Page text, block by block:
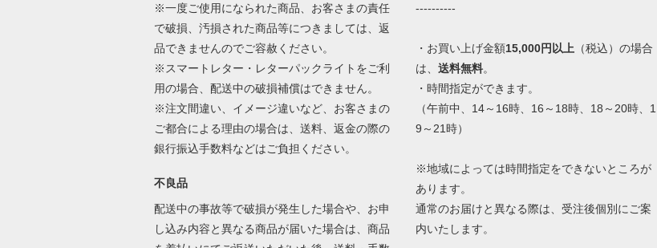
※一度ご使用になられた商品、お客さまの責任
で破損、汚損された商品等につきましては、返
品できませんのでご容赦ください。
※スマートレター・レターパックライトをご利
用の場合、配送中の破損補償はできません。
※注文間違い、イメージ違いなど、お客さまの
ご都合による理由の場合は、送料、返金の際の
銀行振込手数料などはご負担ください。
不良品
配送中の事故等で破損が発生した場合や、お申
し込み内容と異なる商品が届いた場合は、商品
----------
・お買い上げ金額15,000円以上 （税込）の場合
は、送料無料。
・時間指定ができます。
（午前中、14～16時、16～18時、18～20時、1
9～21時）
※地域によっては時間指定をできないところが
あります。
通常のお届けと異なる際は、受注後個別にご案
内いたします。